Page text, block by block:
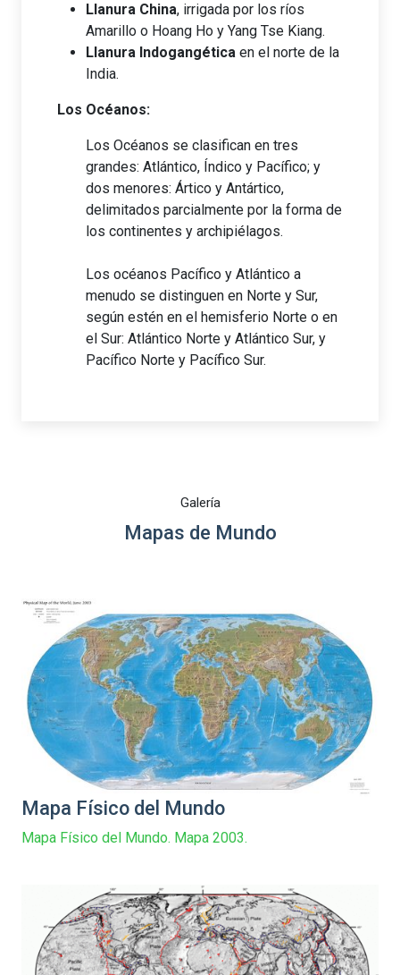
Llanura China, irrigada por los ríos
Amarillo o Hoang Ho y Yang Tse Kiang.
Llanura Indogangética en el norte de la
India.
Los Océanos:
Los Océanos se clasifican en tres
grandes: Atlántico, Índico y Pacífico; y
dos menores: Ártico y Antártico,
delimitados parcialmente por la forma de
los continentes y archipiélagos.
Los océanos Pacífico y Atlántico a
menudo se distinguen en Norte y Sur,
según estén en el hemisferio Norte o en
el Sur: Atlántico Norte y Atlántico Sur, y
Pacífico Norte y Pacífico Sur.
Galería
Mapas de Mundo
Mapa Físico del Mundo
Mapa Físico del Mundo. Mapa 2003.